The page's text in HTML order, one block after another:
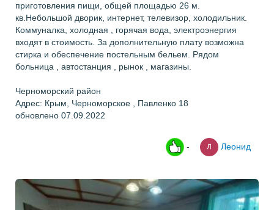
приготовления пищи, общей площадью 26 м.
кв.Небольшой дворик, интернет, телевизор, холодильник.
Коммуналка, холодная , горячая вода, электроэнергия
входят в стоимость. За дополнительную плату возможна
стирка и обеспечение постельным бельем. Рядом
больница , автостанция , рынок , магазины.
Черноморский район
Адрес: Крым, Черноморское , Павленко 18
обновлено 07.09.2022
- Леонид